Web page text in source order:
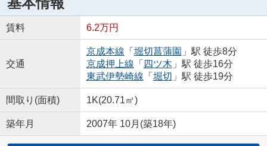
賃料 6.2万円
交通
京成本線 「 堀切菖蒲園 」駅 徒歩8分
京成押上線 「 四ツ木 」駅 徒歩16分
東武伊勢崎線 「 堀切 」駅 徒歩19分
間取り(面積) 1K(20.71㎡)
築年月 2007年 10月(築18年)